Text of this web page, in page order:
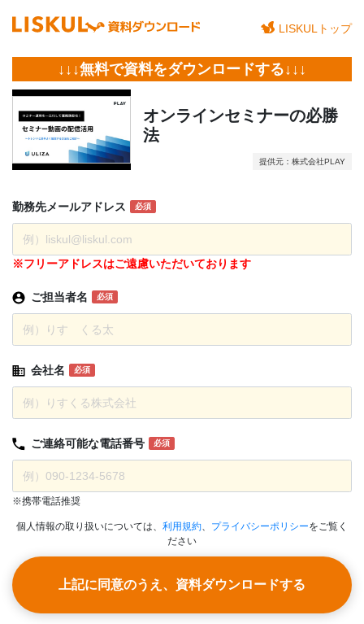
LISKULトップ
↓↓↓無料で資料をダウンロードする↓↓↓
オンラインセミナーの必勝
法
提供元：株式会社PLAY
勤務先メールアドレス 必須
※フリーアドレスはご遠慮いただいております
ご担当者名 必須
会社名 必須
ご連絡可能な電話番号 必須
※携帯電話推奨
個人情報の取り扱いについては、 利用規約、 プライバシーポリシーをご覧く
ださい
上記に同意のうえ、資料ダウンロードする